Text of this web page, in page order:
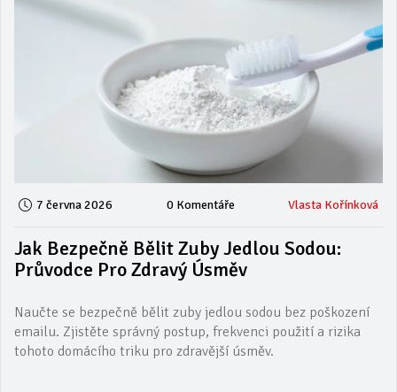
7 června 2026 0 Komentáře Vlasta Kořínková
Jak Bezpečně Bělit Zuby Jedlou Sodou:
Průvodce Pro Zdravý Úsměv
Naučte se bezpečně bělit zuby jedlou sodou bez poškození
emailu. Zjistěte správný postup, frekvenci použití a rizika
tohoto domácího triku pro zdravější úsměv.